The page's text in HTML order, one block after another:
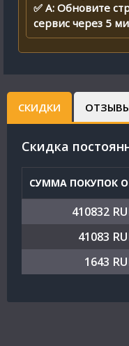
✅ A: Обновите
сервис через 5
СКИДКИ
Cкидка
СУММА ПОКУПОК
410832
41083
1643